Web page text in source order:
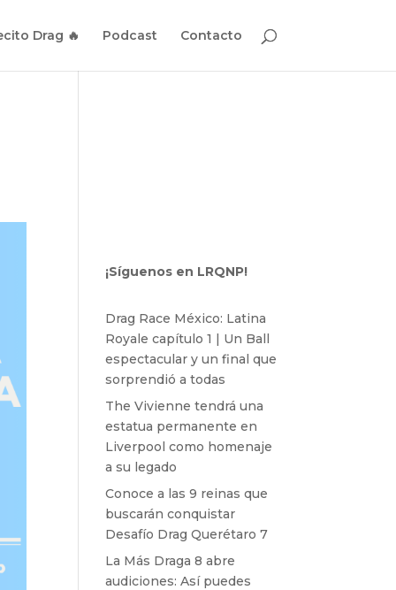
Drag 🔥 Podcast Contacto
¡Síguenos en LRQNP!
Drag Race México: Latina
Royale capítulo 1 | Un Ball
espectacular y un final que
sorprendió a todas
The Vivienne tendrá una
estatua permanente en
Liverpool como homenaje
a su legado
Conoce a las 9 reinas que
buscarán conquistar
Desafío Drag Querétaro 7
La Más Draga 8 abre
audiciones: Así puedes